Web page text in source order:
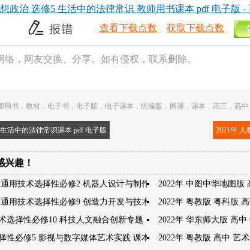
政治 选修5 生活中的法律常识 教师用书课本 pdf 电子版 -
查看下载点数
获取下载点数
，网友交换、分享。如有侵权，联系删除。
用书 ，教材 ， 电子书 ， 电子版 ， 电子课本 ，统编版 ， 网课 ，课本 ，高三 ，高中
活中的法律常识课本 pdf 电子版 2021年 人
趣！
用技术选择性必修2 机器人设计与制作
2022年 中图中华地图版
用技术选择性必修9 创造力开发与技术发明2022年 粤教版 粤科版
选择性必修10 科技人文融合创新专题
2022年 华东师大版 高
性必修5 影视与数字媒体艺术实践 课本 pdf 高清2022年 粤教版 高中 艺